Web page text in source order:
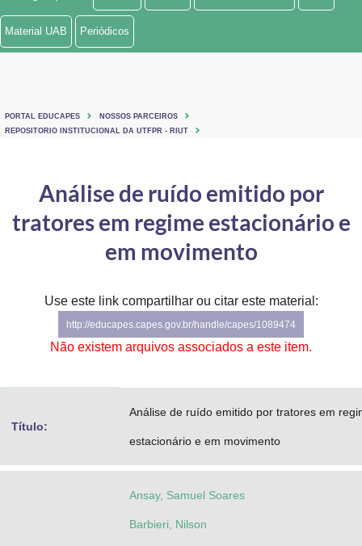
Ministério de Minas e Energia
Ministério do Turismo
Controladoria-Geral da União
Ministério da Mulher, da Família e dos Direitos Humanos
Secretaria de Governo
Gabinete de Segurança Institucional
Material UAB Periódicos
PORTAL EDUCAPES
NOSSOS PARCEIROS
REPOSITORIO INSTITUCIONAL DA UTFPR - RIUT
Análise de ruído emitido por
tratores em regime estacionário e
em movimento
Use este link compartilhar ou citar este material:
http://educapes.capes.gov.br/handle/capes/1089474
Não existem arquivos associados a este item.
Título:
Análise de ruído emitido por tratores em
estacionário e em movimento
Ansay, Samuel Soares
Barbieri, Nilson